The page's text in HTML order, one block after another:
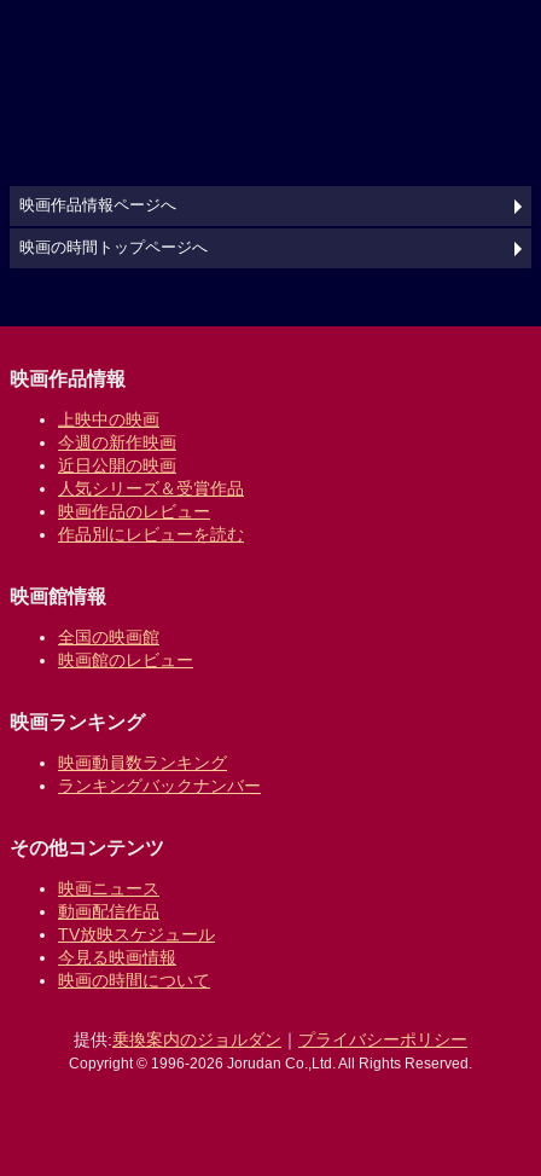
映画作品情報ページへ
映画の時間トップページへ
映画作品情報
上映中の映画
今週の新作映画
近日公開の映画
人気シリーズ＆受賞作品
映画作品のレビュー
作品別にレビューを読む
映画館情報
全国の映画館
映画館のレビュー
映画ランキング
映画動員数ランキング
ランキングバックナンバー
その他コンテンツ
映画ニュース
動画配信作品
TV放映スケジュール
今見る映画情報
映画の時間について
提供:乗換案内のジョルダン ｜ プライバシーポリシー
Copyright © 1996-2026 Jorudan Co.,Ltd. All Rights Reserved.